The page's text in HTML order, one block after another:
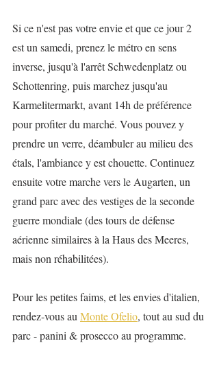
Si ce n'est pas votre envie et que ce jour 2
est un samedi, prenez le métro en sens
inverse, jusqu'à l'arrêt Schwedenplatz ou
Schottenring, puis marchez jusqu'au
Karmelitermarkt, avant 14h de préférence
pour profiter du marché. Vous pouvez y
prendre un verre, déambuler au milieu des
étals, l'ambiance y est chouette. Continuez
ensuite votre marche vers le Augarten, un
grand parc avec des vestiges de la seconde
guerre mondiale (des tours de défense
aérienne similaires à la Haus des Meeres,
mais non réhabilitées).
Pour les petites faims, et les envies d'italien,
rendez-vous au Monte Ofelio, tout au sud du
parc - panini & prosecco au programme.